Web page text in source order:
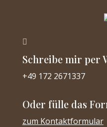

Schreibe mir per
+49 172 2671337
Oder fülle das
zum Kontaktformular